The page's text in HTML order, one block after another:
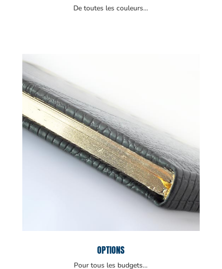
De toutes les couleurs…
OPTIONS
Pour tous les budgets…